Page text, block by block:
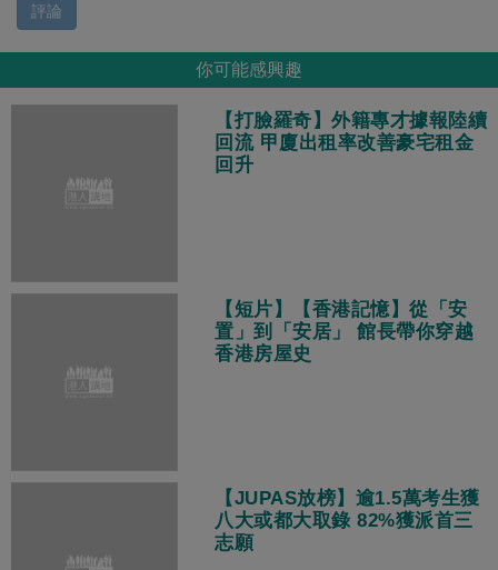
評論
你可能感興趣
【打臉羅奇】外籍專才據報陸續
回流 甲廈出租率改善豪宅租金
回升
【短片】【香港記憶】從「安
置」到「安居」 館長帶你穿越
香港房屋史
【JUPAS放榜】逾1.5萬考生獲
八大或都大取錄 82%獲派首三
志願